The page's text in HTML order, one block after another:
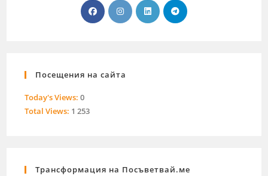
Посещения на сайта
Today's Views:0
Total Views: 1 253
Трансформация на Посъветвай.ме